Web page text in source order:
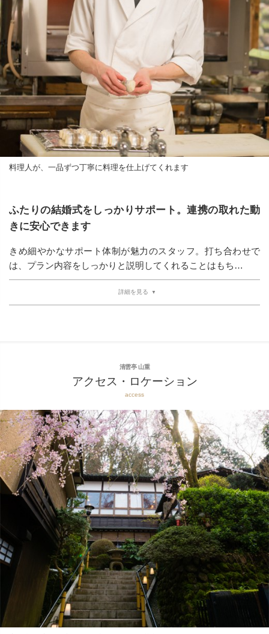
料理人が、一品ずつ丁寧に料理を仕上げてくれます
ふたりの結婚式をしっかりサポート。連携の取れた動
きに安心できます
きめ細やかなサポート体制が魅力のスタッフ。打ち合わせで
は、プラン内容をしっかりと説明してくれることはもち…
詳細を見る
清雲亭 山重
アクセス・ロケーション
access